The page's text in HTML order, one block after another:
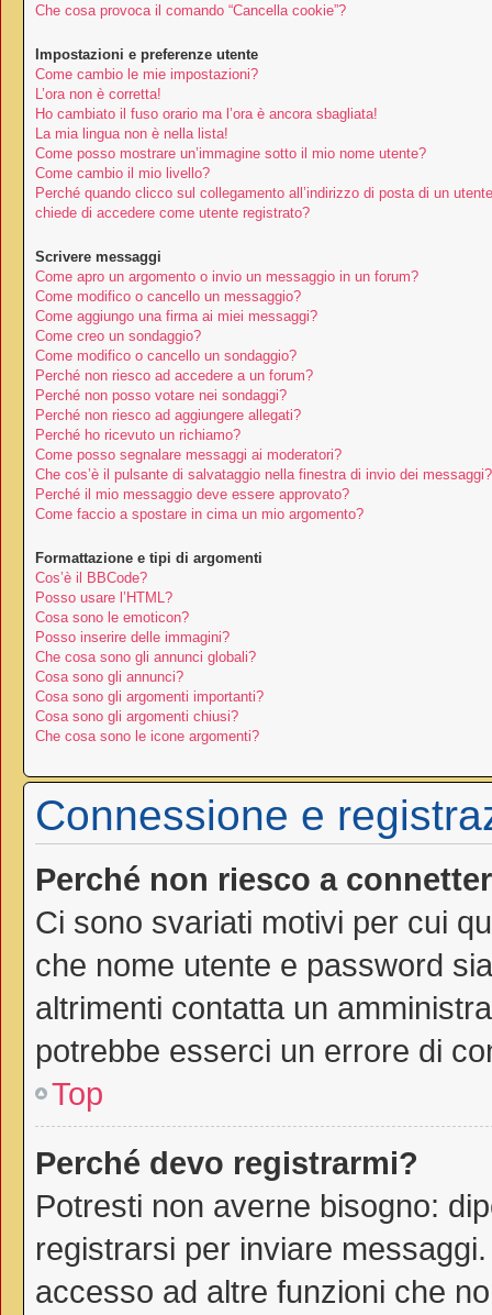
Che cosa provoca il comando “Cancella cookie”?
Impostazioni e preferenze utente
Come cambio le mie impostazioni?
L’ora non è corretta!
Ho cambiato il fuso orario ma l’ora è ancora sbagliata!
La mia lingua non è nella lista!
Come posso mostrare un’immagine sotto il mio nome utente?
Come cambio il mio livello?
Perché quando clicco sul collegamento all’indirizzo di posta di un
chiede di accedere come utente registrato?
Scrivere messaggi
Come apro un argomento o invio un messaggio in un forum?
Come modifico o cancello un messaggio?
Come aggiungo una firma ai miei messaggi?
Come creo un sondaggio?
Come modifico o cancello un sondaggio?
Perché non riesco ad accedere a un forum?
Perché non posso votare nei sondaggi?
Perché non riesco ad aggiungere allegati?
Perché ho ricevuto un richiamo?
Come posso segnalare messaggi ai moderatori?
Che cos’è il pulsante di salvataggio nella finestra di invio dei messaggi?
Perché il mio messaggio deve essere approvato?
Come faccio a spostare in cima un mio argomento?
Formattazione e tipi di argomenti
Cos’è il BBCode?
Posso usare l’HTML?
Cosa sono le emoticon?
Posso inserire delle immagini?
Che cosa sono gli annunci globali?
Cosa sono gli annunci?
Cosa sono gli argomenti importanti?
Cosa sono gli argomenti chiusi?
Che cosa sono le icone argomenti?
Connessione e
Perché non riesco a
Ci sono svariati motivi per cui
che nome utente e password
altrimenti contatta un
potrebbe esserci un errore di
Top
Perché devo registrarmi?
Potresti non averne bisogno:
registrarsi per inviare
accesso ad altre funzioni che